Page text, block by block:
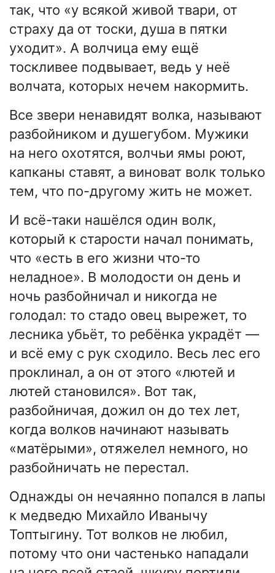
так, что «у всякой живой твари, от
страху да от тоски, душа в пятки
уходит». А волчица ему ещё
тоскливее подвывает, ведь у неё
волчата, которых нечем накормить.
Все звери ненавидят волка, называют
разбойником и душегубом. Мужики
на него охотятся, волчьи ямы роют,
капканы ставят, а виноват волк только
тем, что по-другому жить не может.
И всё-таки нашёлся один волк,
который к старости начал понимать,
что «есть в его жизни что-то
неладное». В молодости он день и
ночь разбойничал и никогда не
голодал: то стадо овец вырежет, то
лесника убьёт, то ребёнка украдёт —
и всё ему с рук сходило. Весь лес его
проклинал, а он от этого «лютей и
лютей становился». Вот так,
разбойничая, дожил он до тех лет,
когда волков начинают называть
«матёрыми», отяжелел немного, но
разбойничать не перестал.
Однажды он нечаянно попался в лапы
к медведю Михайло Иванычу
Топтыгину. Тот волков не любил,
потому что они частенько нападали